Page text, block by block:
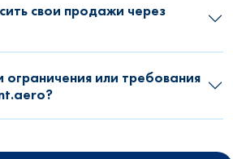
свои продажи через
или требования